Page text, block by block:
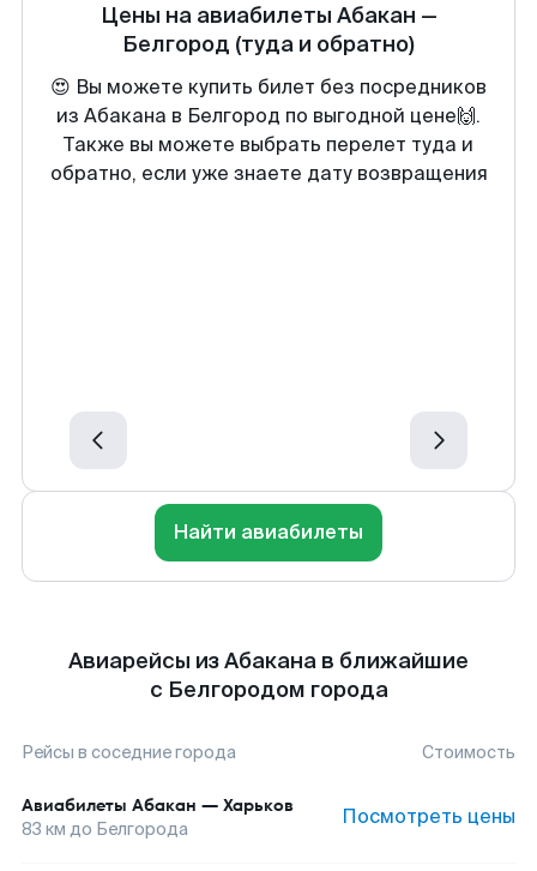
Цены на авиабилеты Абакан —
Белгород (туда и обратно)
😍 Вы можете купить билет без посредников
из Абакана в Белгород по выгодной цене🙌.
Также вы можете выбрать перелет туда и
обратно, если уже знаете дату возвращения
Найти авиабилеты
Авиарейсы из Абакана в ближайшие
с Белгородом города
Рейсы в соседние города Стоимость
Авиабилеты Абакан — Харьков
83 км до Белгорода Посмотреть цены